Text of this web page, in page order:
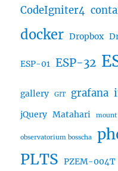
CodeIgniter4
docker Dropbox
ESP-01 ESP-32
gallery GIT grafana
jQuery Matahari mount
observatorium bosscha
PLTS PZEM-004T